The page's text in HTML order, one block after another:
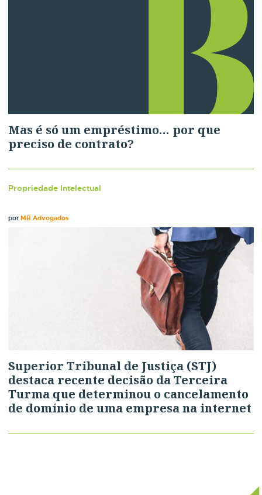
Mas é só um empréstimo… por que
preciso de contrato?
Propriedade Intelectual
porMB Advogados
Superior Tribunal de Justiça (STJ)
destaca recente decisão da Terceira
Turma que determinou o cancelamento
de domínio de uma empresa na internet